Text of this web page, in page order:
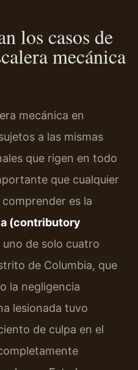
los casos de
mecánica
mecánica en
a las mismas
que rigen en todo
que cualquier
es la
(contributory
uno de solo cuatro
de Columbia, que
la negligencia
lesionada tuvo
de culpa en el